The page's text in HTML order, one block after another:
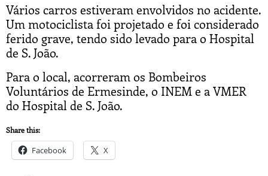
Vários carros estiveram envolvidos no acidente.
Um motociclista foi projetado e foi considerado
ferido grave, tendo sido levado para o Hospital
de S. João.
Para o local, acorreram os Bombeiros
Voluntários de Ermesinde, o INEM e a VMER
do Hospital de S. João.
Share this:
Facebook X